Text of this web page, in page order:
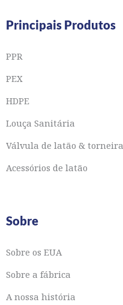
Principais Produtos
PPR
PEX
HDPE
Louça Sanitária
Válvula de latão & torneira
Acessórios de latão
Sobre
Sobre os EUA
Sobre a fábrica
A nossa história